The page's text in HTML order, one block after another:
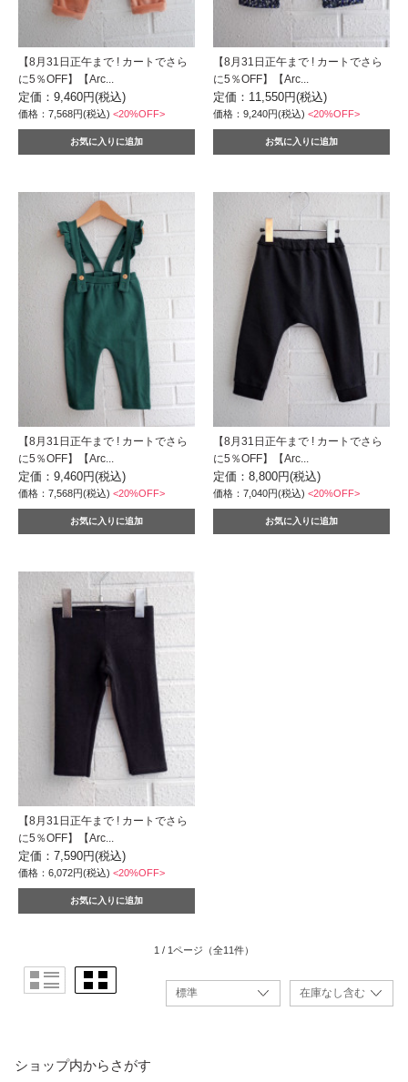
【8月31日正午まで ! カートでさら
に5％OFF】【Arc...
定価：9,460円(税込)
価格：7,568円(税込) <20%OFF>
【8月31日正午まで ! カートでさら
に5％OFF】【Arc...
定価：11,550円(税込)
価格：9,240円(税込)<20%OFF>
【8月31日正午まで ! カートでさら
に5％OFF】【Arc...
定価：9,460円(税込)
価格：7,568円(税込) <20%OFF>
【8月31日正午まで ! カートでさら
に5％OFF】【Arc...
定価：8,800円(税込)
価格：7,040円(税込)<20%OFF>
【8月31日正午まで ! カートでさら
に5％OFF】【Arc...
定価：7,590円(税込)
価格：6,072円(税込) <20%OFF>
1 / 1ページ （全11件）
ショップ内からさがす